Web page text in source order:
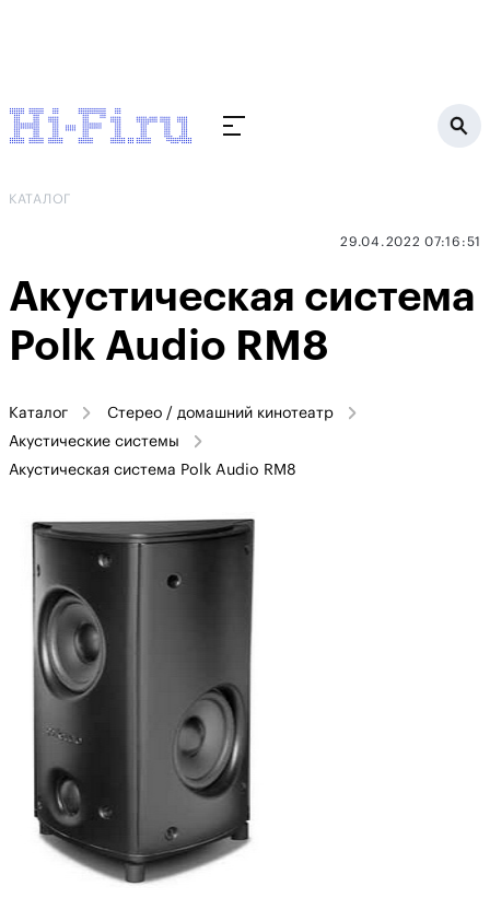
КАТАЛОГ
29.04.2022 07:16:51
Акустическая система
Polk Audio RM8
Каталог
Стерео / домашний кинотеатр
Акустические системы
Акустическая система Polk Audio RM8